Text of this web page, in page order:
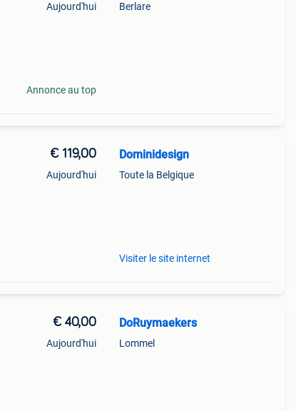
Aujourd'hui
Annonce au top
Berlare
€ 119,00
Aujourd'hui
Dominidesign
Toute la Belgique
Visiter le site internet
€ 40,00
Aujourd'hui
DoRuymaekers
Lommel